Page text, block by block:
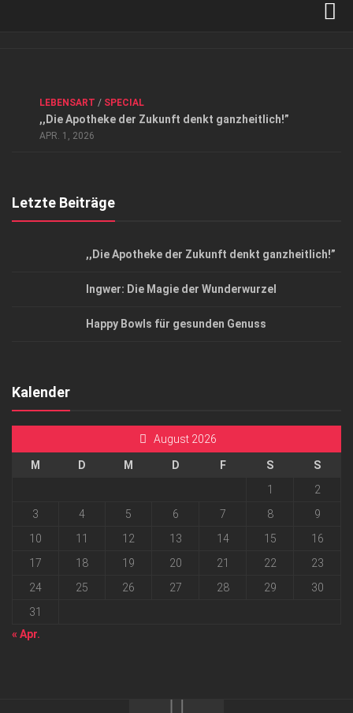
Datenschutzerklärung
Top Magazin Dresden / Ostsachsen
LEBENSART / SPECIAL
,,Die Apotheke der Zukunft denkt ganzheitlich!”
APR. 1, 2026
Letzte Beiträge
,,Die Apotheke der Zukunft denkt ganzheitlich!”
Ingwer: Die Magie der Wunderwurzel
Happy Bowls für gesunden Genuss
Kalender
August 2026
M D M D F S
S
1
2
3
4 5 6 7 8
9
10
11 12 13 14 15
16
17
18 19 20 21 22
23
24
25 26 27 28 29
30
31
« Apr.